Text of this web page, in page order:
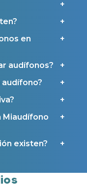
en
audífonos?
Miaudífono
existen?